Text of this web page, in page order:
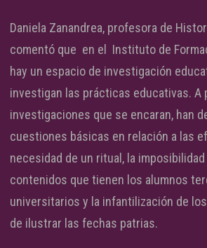
Daniela Zanandrea, profesora de
comentó que en el Instituto de
hay un espacio de investigación
investigan las prácticas educativas. A
investigaciones que se encaran, han
cuestiones básicas en relación a las
necesidad de un ritual, la
contenidos que tienen los alumnos
universitarios y la infantilización de
de ilustrar las fechas patrias.